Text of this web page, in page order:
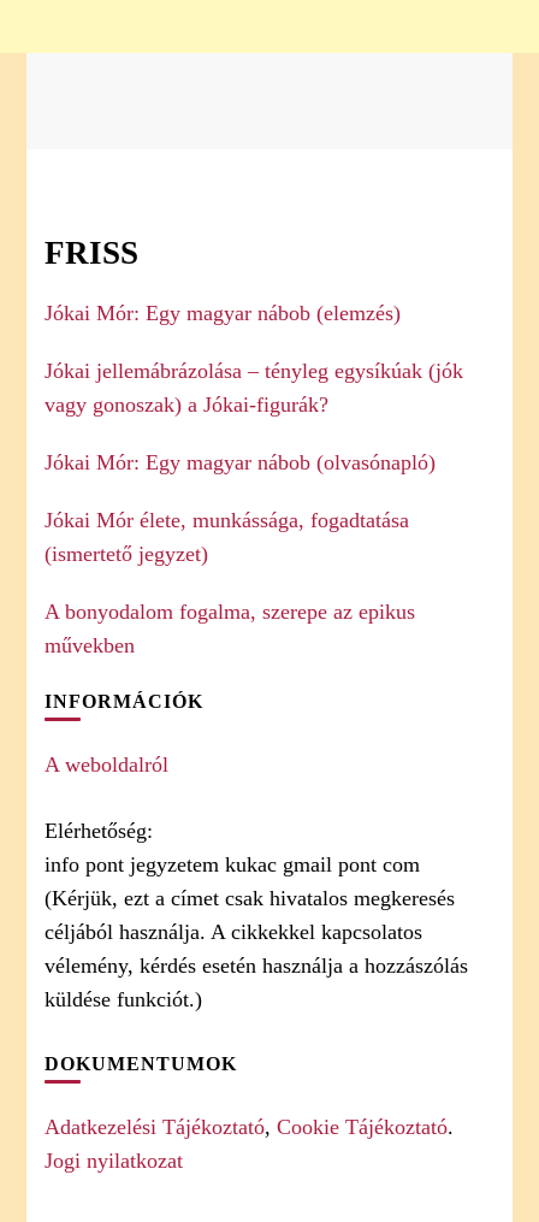
FRISS
Jókai Mór: Egy magyar nábob (elemzés)
Jókai jellemábrázolása – tényleg egysíkúak (jók
vagy gonoszak) a Jókai-figurák?
Jókai Mór: Egy magyar nábob (olvasónapló)
Jókai Mór élete, munkássága, fogadtatása
(ismertető jegyzet)
A bonyodalom fogalma, szerepe az epikus
művekben
INFORMÁCIÓK
A weboldalról
Elérhetőség:
info pont jegyzetem kukac gmail pont com
(Kérjük, ezt a címet csak hivatalos megkeresés
céljából használja. A cikkekkel kapcsolatos
vélemény, kérdés esetén használja a hozzászólás
küldése funkciót.)
DOKUMENTUMOK
Adatkezelési Tájékoztató,Cookie Tájékoztató.
Jogi nyilatkozat